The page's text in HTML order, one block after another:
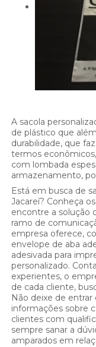
A sacola
de plástico que
durabilidade, que
termos
com lombada
armazenamento,
Está em busca de
Jacareí? Conheça
encontre a solução
ramo de
empresa oferece,
envelope de aba
adesivada para
personalizado.
experientes, o
de cada cliente,
Não deixe de
informações sobre
clientes com
sempre sanar a
amparados em